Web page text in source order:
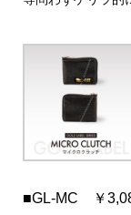
■GL-MC ￥